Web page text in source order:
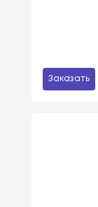
Заказать